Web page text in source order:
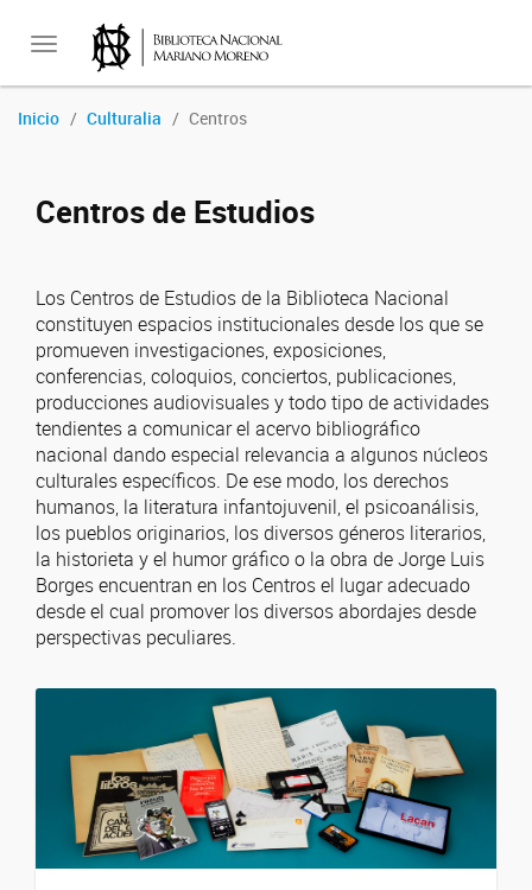
Toggle
Inicio Culturalia Centros
Centros de Estudios
Los Centros de Estudios de la Biblioteca Nacional
constituyen espacios institucionales desde los que se
promueven investigaciones, exposiciones,
conferencias, coloquios, conciertos, publicaciones,
producciones audiovisuales y todo tipo de actividades
tendientes a comunicar el acervo bibliográfico
nacional dando especial relevancia a algunos núcleos
culturales específicos. De ese modo, los derechos
humanos, la literatura infantojuvenil, el psicoanálisis,
los pueblos originarios, los diversos géneros literarios,
la historieta y el humor gráfico o la obra de Jorge Luis
Borges encuentran en los Centros el lugar adecuado
desde el cual promover los diversos abordajes desde
perspectivas peculiares.